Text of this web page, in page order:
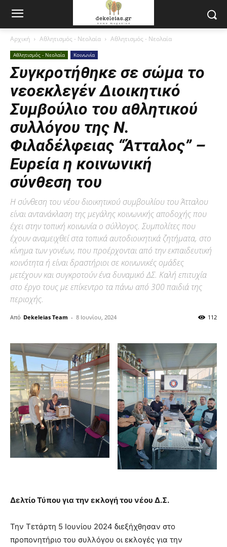
Αρχική Αθλητισμός - Νεολαία Αθλητισμός - Νεολαία
Αθλητισμός - Νεολαία Κοινωνία
Συγκροτήθηκε σε σώμα το
νεοεκλεγέν Διοικητικό
Συμβούλιο του αθλητικού
συλλόγου της Ν.
Φιλαδέλφειας “Άτταλος” –
Ευρεία η κοινωνική
σύνθεση του
Η σύνθεση του νέου διοικητικού συμβουλίου του Άτταλου
είναι αντανάκλαση της μεγάλης κοινωνικής αποδοχής που
έχει στην τοπική κοινωνία ο σύλλογος. Συμπολίτες που
έχουν αναμειχθεί στα τοπικά αυτοδιοικητικά ζητήματα, στο
κίνημα των γονέων, που προέρχονται από την εκπαιδευτική
κοινότητα ή είναι δραστήριοι σε κοινωνικές ομάδες
μετέχουν και συγκροτούν ένα δυναμικό ΔΣ. Καλή επιτυχία
στο έργο τους με επίκεντρο τα πάνω από 300 παιδιά της
περιοχής.
Από Dekeleias Team - 8 Ιουνίου, 2024 112
Δελτίο Τύπου για την εκλογή του νέου Δ.Σ.
Την Τετάρτη 5 Ιουνίου 2024 διεξήχθησαν στο
προπονητήριο του συλλόγου οι εκλογές για την